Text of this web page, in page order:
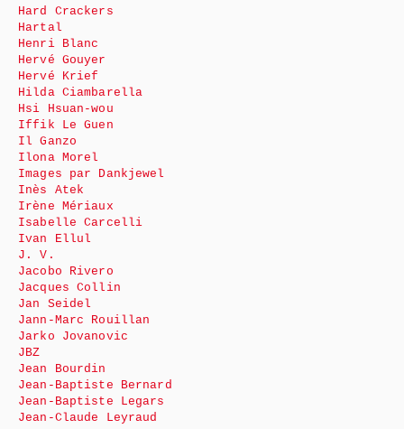
Hard Crackers
Hartal
Henri Blanc
Hervé Gouyer
Hervé Krief
Hilda Ciambarella
Hsi Hsuan-wou
Iffik Le Guen
Il Ganzo
Ilona Morel
Images par Dankjewel
Inès Atek
Irène Mériaux
Isabelle Carcelli
Ivan Ellul
J. V.
Jacobo Rivero
Jacques Collin
Jan Seidel
Jann-Marc Rouillan
Jarko Jovanovic
JBZ
Jean Bourdin
Jean-Baptiste Bernard
Jean-Baptiste Legars
Jean-Claude Leyraud